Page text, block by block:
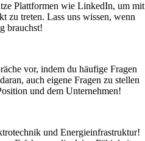
Plattformen wie LinkedIn, um mit
zu treten. Lass uns wissen, wenn
brauchst!
vor, indem du häufige Fragen
auch eigene Fragen zu stellen
und dem Unternehmen!
und Energieinfrastruktur!